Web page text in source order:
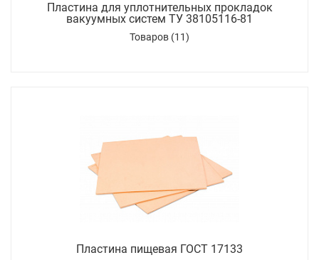
Пластина для уплотнительных прокладок
вакуумных систем ТУ 38105116-81
Товаров (11)
Пластина пищевая ГОСТ 17133